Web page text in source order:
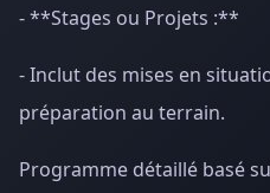
- **Stages ou Projets :**
- Inclut des mises en
préparation au terrain.
Programme détaillé basé